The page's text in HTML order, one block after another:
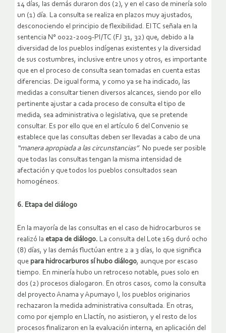
14 días, las demás duraron dos (2), y en el caso de minería solo
un (1) día. La consulta se realiza en plazos muy ajustados,
desconociendo el principio de flexibilidad. El TC señala en la
sentencia N° 0022-2009-PI/TC (FJ 31, 32) que, debido a la
diversidad de los pueblos indígenas existentes y la diversidad
de sus costumbres, inclusive entre unos y otros, es importante
que en el proceso de consulta sean tomadas en cuenta estas
diferencias. De igual forma, y como ya se ha indicado, las
medidas a consultar tienen diversos alcances, siendo por ello
pertinente ajustar a cada proceso de consulta el tipo de
medida, sea administrativa o legislativa, que se pretende
consultar. Es por ello que en el artículo 6 del Convenio se
establece que las consultas deben ser llevadas a cabo de una
“manera apropiada a las circunstancias”. No puede ser posible
que todas las consultas tengan la misma intensidad de
afectación y que todos los pueblos consultados sean
homogéneos.
6. Etapa del diálogo
En la mayoría de las consultas en el caso de hidrocarburos se
realizó la etapa de diálogo. La consulta del Lote 169 duró ocho
(8) días, y las demás fluctúan entre 2 a 3 días, lo que significa
que para hidrocarburos sí hubo diálogo, aunque por escaso
tiempo. En minería hubo un retroceso notable, pues solo en
dos (2) procesos dialogaron. En otros casos, como la consulta
del proyecto Anama y Apumayo I, los pueblos originarios
rechazaron la medida administrativa consultada. En otras,
como por ejemplo en Llactín, no asistieron, y el resto de los
procesos finalizaron en la evaluación interna, en aplicación del